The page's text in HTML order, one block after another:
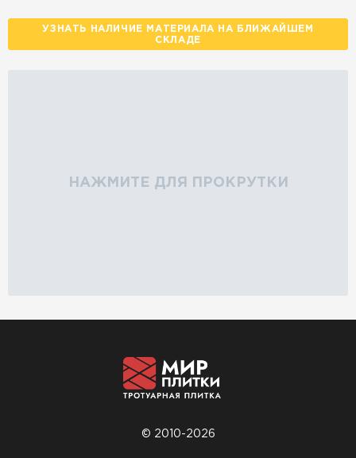
УЗНАТЬ НАЛИЧИЕ МАТЕРИАЛА НА БЛИЖАЙШЕМ
СКЛАДЕ
НАЖМИТЕ ДЛЯ ПРОКРУТКИ
© 2010-2026